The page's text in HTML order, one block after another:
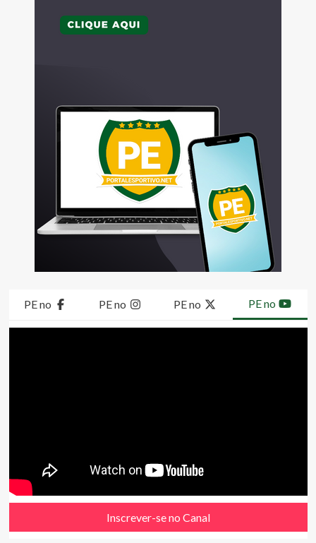
PE no PE no PE no PE no
Inscrever-se no Canal